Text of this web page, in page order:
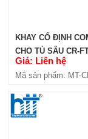
KHAY CỐ ĐỊNH
CHO TỦ SÂU CR-
Giá: Liên hệ
Mã sản phẩm: MT-